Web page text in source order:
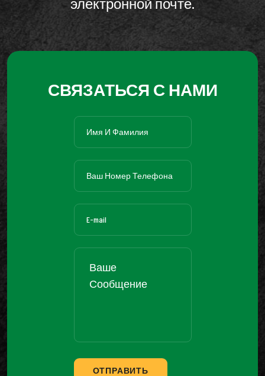
СВЯЗАТЬСЯ С НАМИ
ОТПРАВИТЬ